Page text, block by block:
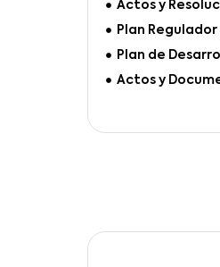
Actos y
Plan Regulador
Plan de
Actos y